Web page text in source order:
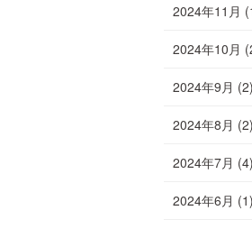
2024年11月
2024年10月
2024年9月 (2)
2024年8月 (2)
2024年7月 (4)
2024年6月 (1)